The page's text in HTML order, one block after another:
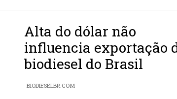
Alta do dólar não
influencia exportação
biodiesel do Brasil
BIODIESELBR.COM